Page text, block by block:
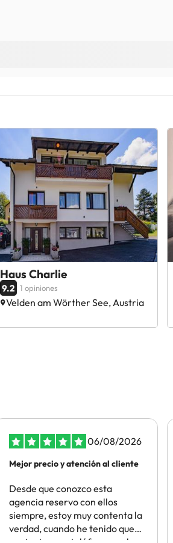
Haus Charlie
9.2 1 opiniones
Velden am Wörther See, Austria
06/08/2026
Mejor precio y atención al cliente
Desde que conozco esta
agencia reservo con ellos
siempre, estoy muy contenta la
verdad, cuando he tenido que